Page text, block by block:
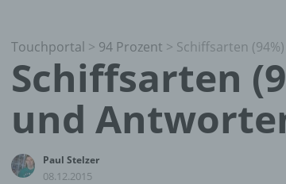
Touchportal > 94 Prozent > Schiffsarten
Schiffsarten
und
Paul Stelzer
08.12.2015